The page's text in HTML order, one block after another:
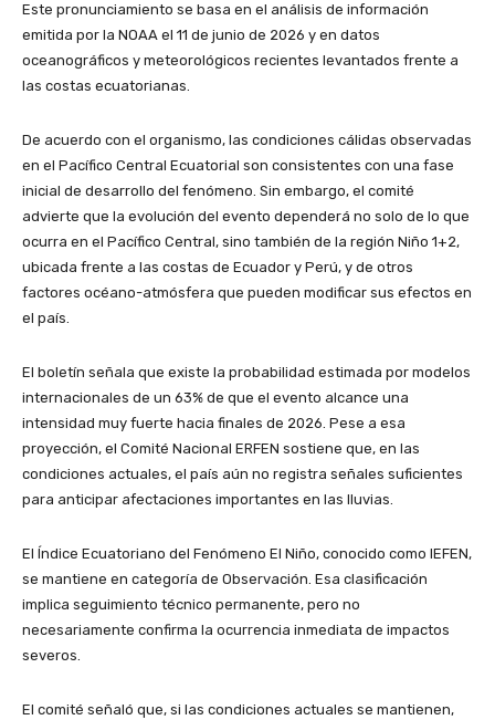
Este pronunciamiento se basa en el análisis de información
emitida por la NOAA el 11 de junio de 2026 y en datos
oceanográficos y meteorológicos recientes levantados frente a
las costas ecuatorianas.
De acuerdo con el organismo, las condiciones cálidas observadas
en el Pacífico Central Ecuatorial son consistentes con una fase
inicial de desarrollo del fenómeno. Sin embargo, el comité
advierte que la evolución del evento dependerá no solo de lo que
ocurra en el Pacífico Central, sino también de la región Niño 1+2,
ubicada frente a las costas de Ecuador y Perú, y de otros
factores océano-atmósfera que pueden modificar sus efectos en
el país.
El boletín señala que existe la probabilidad estimada por modelos
internacionales de un 63% de que el evento alcance una
intensidad muy fuerte hacia finales de 2026. Pese a esa
proyección, el Comité Nacional ERFEN sostiene que, en las
condiciones actuales, el país aún no registra señales suficientes
para anticipar afectaciones importantes en las lluvias.
El Índice Ecuatoriano del Fenómeno El Niño, conocido como IEFEN,
se mantiene en categoría de Observación. Esa clasificación
implica seguimiento técnico permanente, pero no
necesariamente confirma la ocurrencia inmediata de impactos
severos.
El comité señaló que, si las condiciones actuales se mantienen,